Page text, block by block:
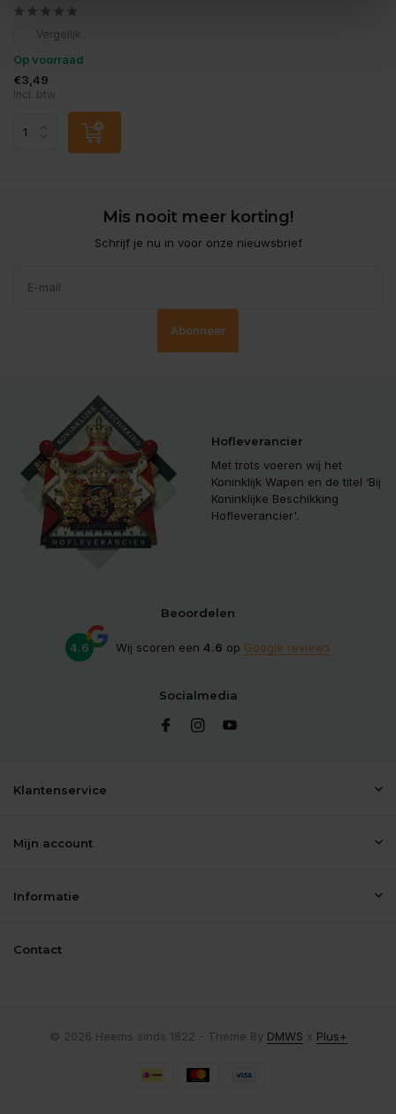
Vergelijk
Op voorraad
€3,49
Incl. btw
Mis nooit meer korting!
Schrijf je nu in voor onze nieuwsbrief
Abonneer
Hofleverancier
Met trots voeren wij het
Koninklijk Wapen en de titel ‘Bij
Koninklijke Beschikking
Hofleverancier'.
Beoordelen
4.6 Wij scoren een 4.6 op Google reviews
Socialmedia
Klantenservice
Mijn account
Informatie
Contact
© 2026 Heems sinds 1822 - Theme By DMWS x Plus+